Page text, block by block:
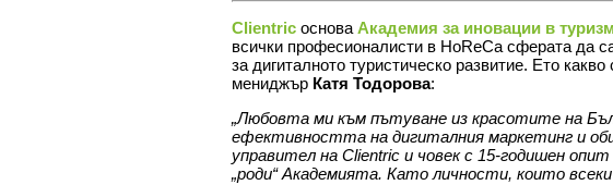
Clientric основа Академия за иновации в
всички професионалисти в HoReCa сферата да
за дигиталното туристическо развитие. Ето
мениджър Катя Тодорова:
„Любовта ми към пътуване из красотите на
ефективността на дигиталния маркетинг и
управител на Clientric и човек с 15-годишен
„роди“ Академията. Като личности, които